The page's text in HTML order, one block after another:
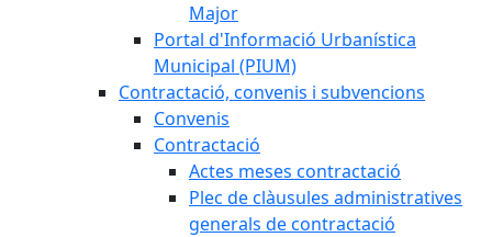
Major
Portal d'Informació Urbanística
Municipal (PIUM)
Contractació, convenis i subvencions
Convenis
Contractació
Actes meses contractació
Plec de clàusules administratives
generals de contractació